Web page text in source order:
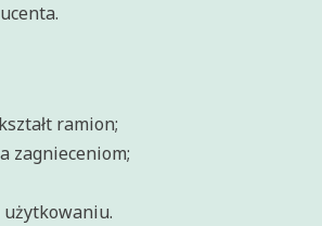
ramion;
zagnieceniom;